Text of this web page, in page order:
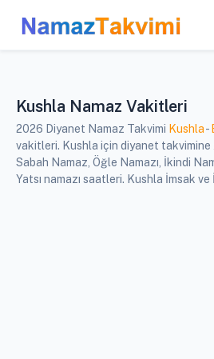
Kushla Namaz Vakitleri
2026 Diyanet Namaz Takvimi Kushla-
vakitleri. Kushla için diyanet
Sabah Namaz, Öğle Namazı, İkindi
Yatsı namazı saatleri. Kushla İmsak